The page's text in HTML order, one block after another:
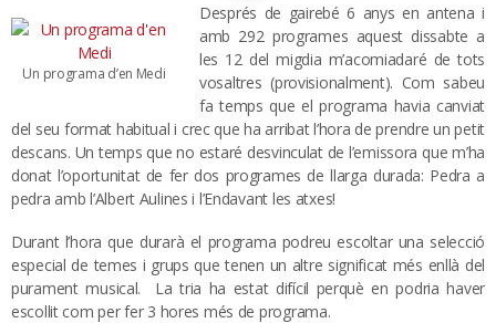
Un programa d’en Medi
Després de gairebé 6 anys en antena i
amb 292 programes aquest dissabte a
les 12 del migdia m’acomiadaré de tots
vosaltres (provisionalment). Com sabeu
fa temps que el programa havia canviat
del seu format habitual i crec que ha arribat l’hora de prendre un petit
descans. Un temps que no estaré desvinculat de l’emissora que m’ha
donat l’oportunitat de fer dos programes de llarga durada: Pedra a
pedra amb l’Albert Aulines i l’Endavant les atxes!
Durant l’hora que durarà el programa podreu escoltar una selecció
especial de temes i grups que tenen un altre significat més enllà del
purament musical. La tria ha estat difícil perquè en podria haver
escollit com per fer 3 hores més de programa.